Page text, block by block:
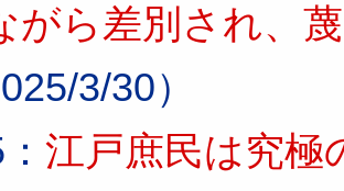
がら差別され、
3/30）
江戸庶民は究極